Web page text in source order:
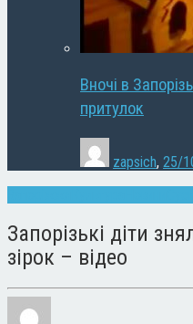
Вночі в
притулок
zapsich, 25/
Запорізькі діти
зірок – відео